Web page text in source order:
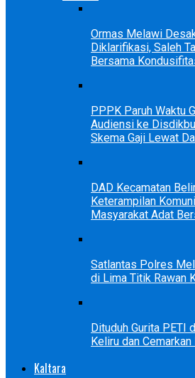
Ormas Melawi
Diklarifikasi, Saleh
Bersama
PPPK Paruh Waktu
Audiensi ke
Skema Gaji Lewat
DAD Kecamatan
Keterampilan
Masyarakat Adat
Satlantas Polres
di Lima Titik Rawan
Dituduh Gurita PETI
Keliru dan
Kaltara